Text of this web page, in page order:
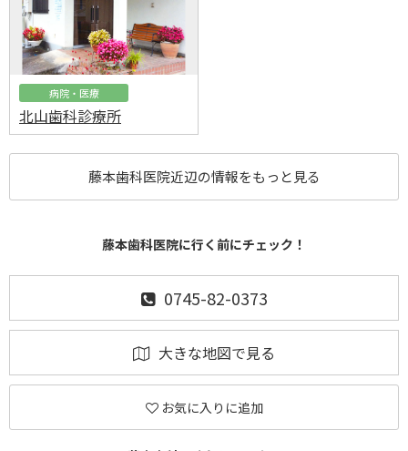
病院・医療
北山歯科診療所
藤本歯科医院近辺の情報をもっと見る
藤本歯科医院に行く前にチェック！
0745-82-0373
大きな地図で見る
お気に入りに追加